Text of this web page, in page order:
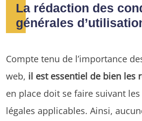
La rédaction des
générales
Compte tenu de l’importance
web, il est essentiel de bien les
en place doit se faire suivant
légales applicables. Ainsi,